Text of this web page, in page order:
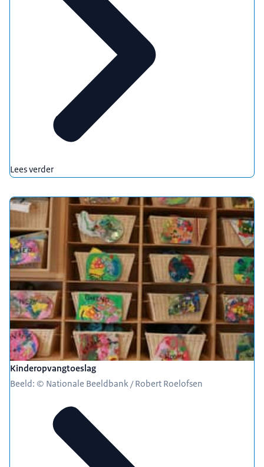
Lees verder
Kinderopvangtoeslag
Beeld: © Nationale Beeldbank / Robert Roelofsen